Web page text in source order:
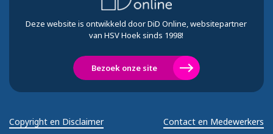
Deze website is ontwikkeld door DiD Online, websitepartner
van HSV Hoek sinds 1998!
Bezoek onze site
Copyright en Disclaimer Contact en Medewerkers